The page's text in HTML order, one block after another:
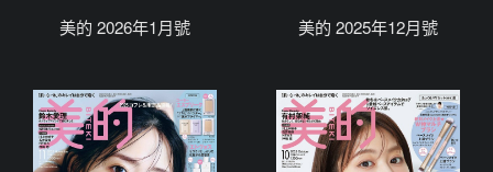
美的 2026年1月號 美的 2025年12月號